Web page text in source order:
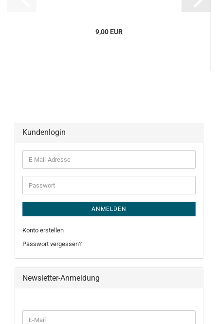
9,00 EUR
Kundenlogin
E-
Mail-
Adresse
Passwort
ANMELDEN
Konto erstellen
Passwort vergessen?
Newsletter-Anmeldung
E-